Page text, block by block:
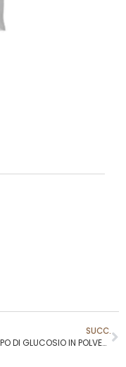
SUCC.
SCIROPPO DI GLUCOSIO IN POLVERE 29DE